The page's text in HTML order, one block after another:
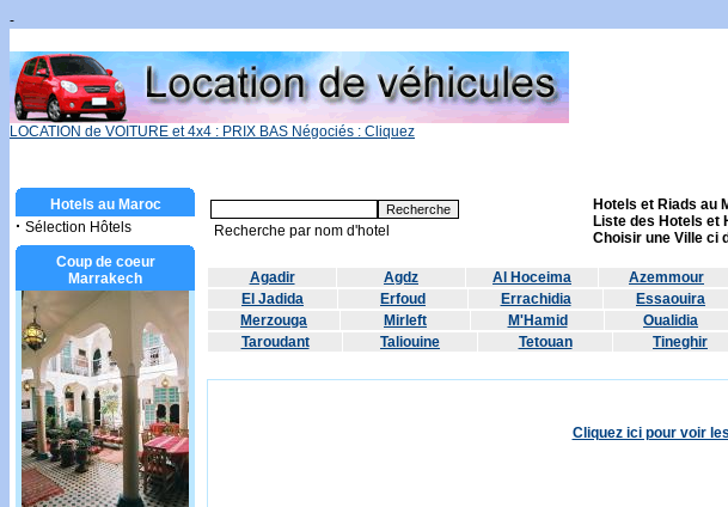
-
LOCATION de VOITURE et 4x4 : PRIX BAS Négociés : Cliquez
Hotels au Maroc
· Sélection Hôtels
Coup de coeur
Marrakech
Recherche par nom d'hotel
Hotels et Riads au
Liste des Hotels et
Choisir une Ville ci
Agadir Agdz Al Hoceima Azemmour
El Jadida
Erfoud Errachidia Essaouira
Merzouga
Mirleft M'Hamid Oualidia
Taroudant
Taliouine Tetouan Tineghir
Cliquez ici pour voir